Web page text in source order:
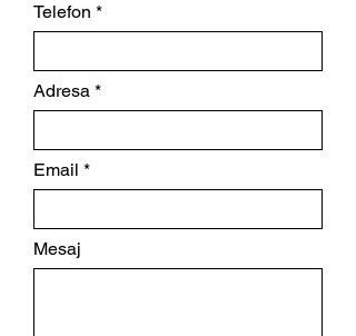
Telefon
Adresa
Email
Mesaj